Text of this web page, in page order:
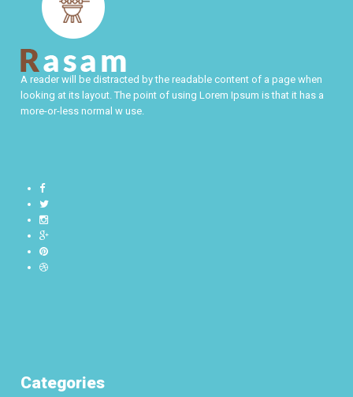
A reader will be distracted by the readable content of a page when
looking at its layout. The point of using Lorem Ipsum is that it has a
more-or-less normal w use.
Categories